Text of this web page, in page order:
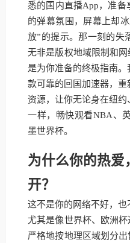
悉的国内直播App，准备
的弹幕氛围，屏幕上却
放”的提示。那一刻的失
无非是版权地域限制和
是为你准备的终极指南
款可靠的回国加速器，
资源，让你无论身在纽
一样，畅快观看NBA、
墨世界杯。
为什么你的热爱
开？
这不是你的网络不好，也
尤其是像世界杯、欧洲
严格地按地理区域划分